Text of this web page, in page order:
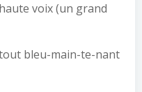
voix (un grand
bleu-main-te-nant